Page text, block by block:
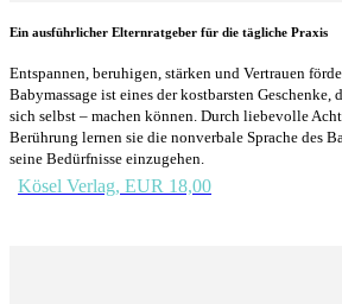
Ein ausführlicher Elternratgeber für die tägliche Praxis
Entspannen, beruhigen, stärken und Vertrauen
Babymassage ist eines der kostbarsten
sich selbst – machen können. Durch liebevolle
Berührung lernen sie die nonverbale Sprache des
seine Bedürfnisse einzugehen.
Kösel Verlag, EUR 18,00